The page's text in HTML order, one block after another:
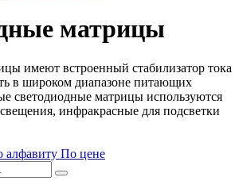
матрицы
имеют встроенный стабилизатор тока
в широком диапазоне питающих
светодиодные матрицы используются
инфракрасные для подсветки
алфавиту По цене